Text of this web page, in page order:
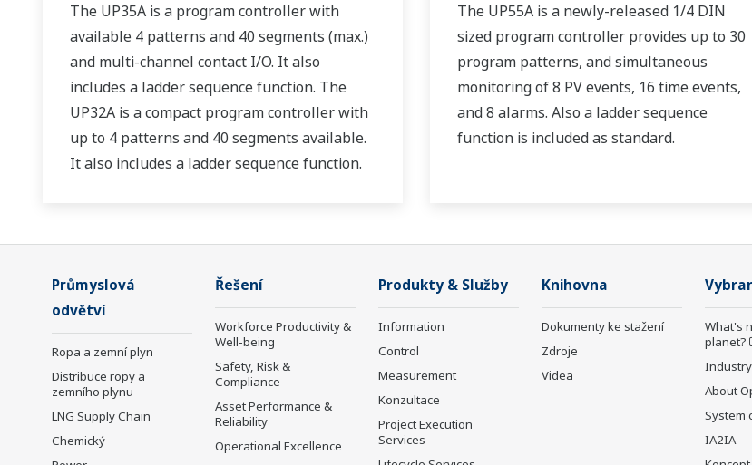
The UP35A is a program controller with
available 4 patterns and 40 segments (max.)
and multi-channel contact I/O. It also
includes a ladder sequence function. The
UP32A is a compact program controller with
up to 4 patterns and 40 segments available.
It also includes a ladder sequence function.
The UP55A is a newly-released 1/4 DIN
sized program controller provides up to 30
program patterns, and simultaneous
monitoring of 8 PV events, 16 time events,
and 8 alarms. Also a ladder sequence
function is included as standard.
Průmyslová
odvětví
Ropa a zemní plyn
Distribuce ropy a
zemního plynu
LNG Supply Chain
Chemický
Řešení
Workforce Productivity &
Well-being
Safety, Risk &
Compliance
Asset Performance &
Reliability
Operational Excellence
Produkty & Služby
Information
Control
Measurement
Konzultace
Project Execution
Services
Knihovna
Dokumenty ke stažení
Zdroje
Videa
What's
planet?
About
System
IA2IA